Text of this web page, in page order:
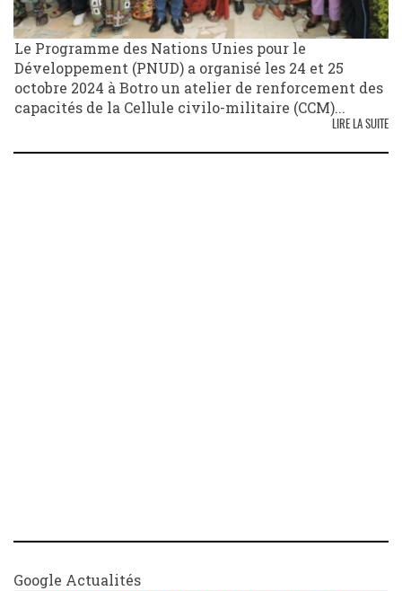
Le Programme des Nations Unies pour le
Développement (PNUD) a organisé les 24 et 25
octobre 2024 à Botro un atelier de renforcement des
capacités de la Cellule civilo-militaire (CCM)...
LIRE LA SUITE
Google Actualités